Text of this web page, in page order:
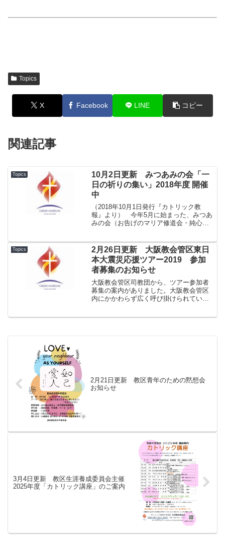
Topics
X Facebook LINE コピー
関連記事
Topics
10月2日更新 みつあみの会「一
日の祈りの集い」2018年度 開催
中
（2018年10月1日発行『カトリック教
報』より） 今年5月に始まった、みつあ
みの会（お告げのマリア修道会・純心聖
かれました。 「私たち一人ひとりが置
かれている現実か...
Topics
2月26日更新 大阪教会管区東日
本大震災応援ツアー2019 参加
者募集のお知らせ
大阪教会管区司教団から、ツアー参加者
募集の案内がありました。大阪教会管区
内にかかわらず広く呼び掛けられていま
2月21日更新 教区青年のための黙想会
お知らせ
3月4日更新 教区生涯養成委員会主催
2025年度「カトリック講座」のご案内